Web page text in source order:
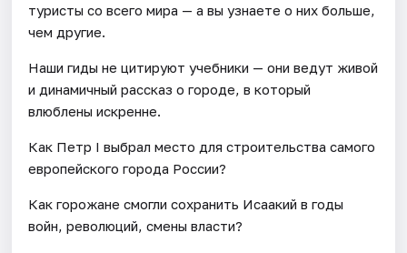
туристы со всего мира — а вы узнаете о них больше,
чем другие.
Наши гиды не цитируют учебники — они ведут живой
и динамичный рассказ о городе, в который
влюблены искренне.
Как Петр I выбрал место для строительства самого
европейского города России?
Как горожане смогли сохранить Исаакий в годы
войн, революций, смены власти?